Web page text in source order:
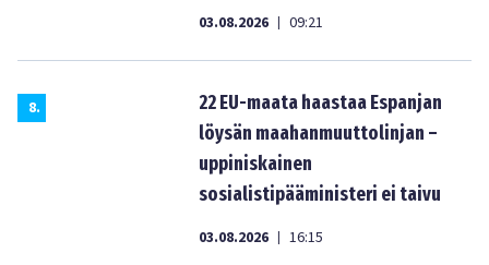
03.08.2026 | 09:21
8.
22 EU-maata haastaa Espanjan
löysän maahanmuuttolinjan –
uppiniskainen
sosialistipääministeri ei taivu
03.08.2026 | 16:15